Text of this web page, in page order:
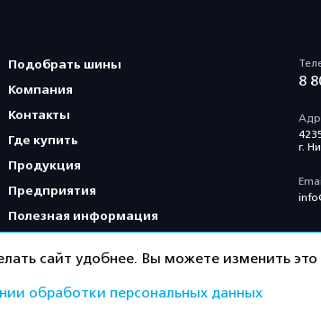
Подобрать шины
Компания
Контакты
Где купить
Продукция
Предприятия
Полезная информация
8
г.
Email
Политика конфиденциальности
сайт удобнее. Вы можете изменить это
обработки персональных данных